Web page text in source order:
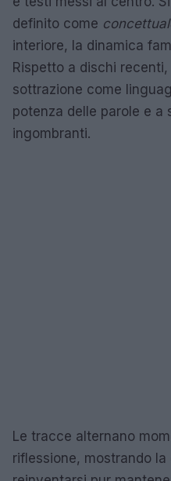
definito come
interiore, la dinamica
Rispetto a dischi
sottrazione come
potenza delle parole e a
ingombranti.
Le tracce alternano
riflessione, mostrando la